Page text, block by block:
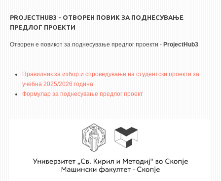
PROJECTHUB3 - ОТВОРЕН ПОВИК ЗА ПОДНЕСУВАЊЕ
ПРЕДЛОГ ПРОЕКТИ
Отворен е повикот за поднесување предлог проекти - ProjectHub3
Правилник за избор и спроведување на студентски проекти за
учебна 2025/2026 година
Формулар за поднесување предлог проект